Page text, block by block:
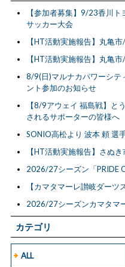
カテゴリ
ALL
【参加者募集】9/23香川
サッカー大会
【HT活動実施報告】丸亀
【HT活動実施報告】丸亀
8/9(日)マルナカパワーシテ
ント参加のお知らせ
【8/9アウェイ 福島戦】と
されるサポーターの皆様へ
SONIO高松より 波本 頼 選
【HT活動実施報告】さぬ
2026/27シーズン「PRIDE
【カマタマーレ讃岐ダー
2026/27シーズンカマタマ